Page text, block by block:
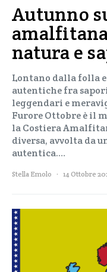
Autunno
natura e
Lontano dalla folla
autentiche fra
leggendari e
Furore Ottobre è il
la Costiera
diversa, avvolta da
autentica.…
Stella Emolo 14 Ottobre